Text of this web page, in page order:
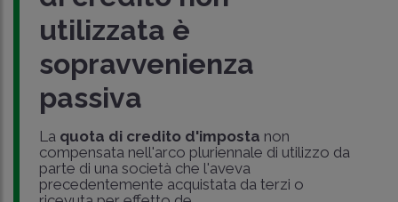
utilizzata è
sopravvenienza
passiva
La quota di credito d'imposta non
compensata nell'arco pluriennale di utilizzo da
parte di una società che l'aveva
precedentemente acquistata da terzi o